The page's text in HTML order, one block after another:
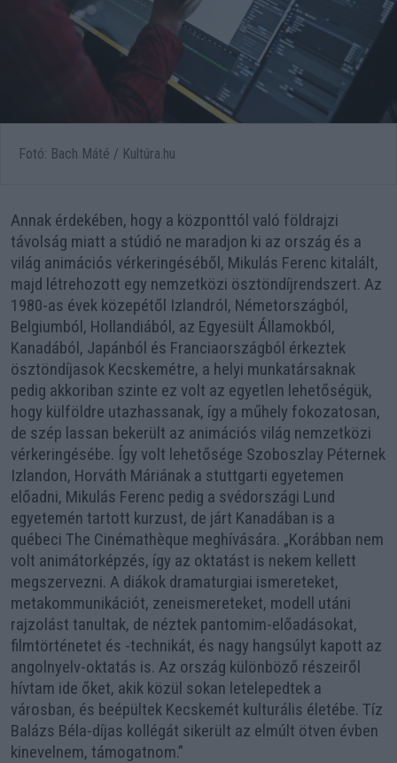
Fotó: Bach Máté / Kultúra.hu
Annak érdekében, hogy a központtól való földrajzi
távolság miatt a stúdió ne maradjon ki az ország és a
világ animációs vérkeringéséből, Mikulás Ferenc kitalált,
majd létrehozott egy nemzetközi ösztöndíjrendszert. Az
1980-as évek közepétől Izlandról, Németországból,
Belgiumból, Hollandiából, az Egyesült Államokból,
Kanadából, Japánból és Franciaországból érkeztek
ösztöndíjasok Kecskemétre, a helyi munkatársaknak
pedig akkoriban szinte ez volt az egyetlen lehetőségük,
hogy külföldre utazhassanak, így a műhely fokozatosan,
de szép lassan bekerült az animációs világ nemzetközi
vérkeringésébe. Így volt lehetősége Szoboszlay Péternek
Izlandon, Horváth Máriának a stuttgarti egyetemen
előadni, Mikulás Ferenc pedig a svédországi Lund
egyetemén tartott kurzust, de járt Kanadában is a
québeci The Cinémathèque meghívására. „Korábban nem
volt animátorképzés, így az oktatást is nekem kellett
megszervezni. A diákok dramaturgiai ismereteket,
metakommunikációt, zeneismereteket, modell utáni
rajzolást tanultak, de néztek pantomim-előadásokat,
filmtörténetet és -technikát, és nagy hangsúlyt kapott az
angolnyelv-oktatás is. Az ország különböző részeiről
hívtam ide őket, akik közül sokan letelepedtek a
városban, és beépültek Kecskemét kulturális életébe. Tíz
Balázs Béla-díjas kollégát sikerült az elmúlt ötven évben
kinevelnem, támogatnom.”